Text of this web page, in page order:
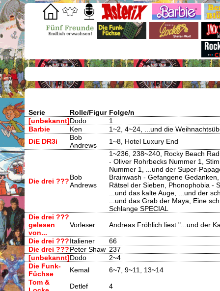
Serie Rolle/Figur Folge/n
[unbekannt]Dodo
1
Barbie
Ken
1~2, 4~24, ...und die
DiE DR3i
Bob
Andrews
1~8, Hotel Luxury End
Die drei ???Bob
Andrews
1~236, 238~240, Rocky Beach
- Oliver Rohrbecks Nummer 1,
Nummer 1, ...und der Super-
Brainwash - Gefangene
Rätsel der Sieben, Phonophobia -
...und das kalte Auge, ...und der
...und das Grab der Maya, Eine
Schlange SPECIAL
Die drei ???
gelesen
von...
Vorleser Andreas Fröhlich liest "...und der
Die drei ???Italiener
66
Die drei ???Peter Shaw 237
[unbekannt]Dodo
2~4
Die Funk-
Füchse
Kemal
6~7, 9~11, 13~14
Tom &
Detlef
4